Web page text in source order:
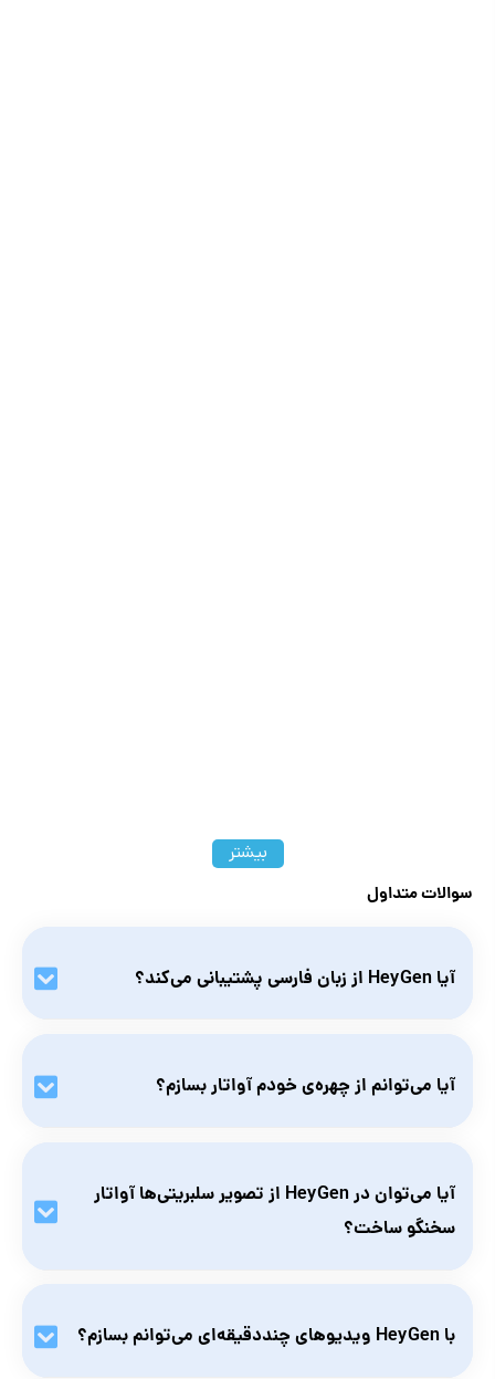
بیشتر
سوالات متداول
آیا HeyGen‌ از زبان فارسی پشتیبانی می‌کند؟
پشتیبانی می‌کند؛ ولی هنوز در اجرا به زبان فارسی ضعیف است.
آیا می‌توانم از چهره‌ی خودم آواتار بسازم؟
در HeyGen بسازید و در ویدیوها استفاده کنید.
آیا می‌توان در HeyGen از تصویر سلبریتی‌ها آواتار
سخنگو ساخت؟
با HeyGen ویدیوهای چنددقیقه‌ای می‌توانم بسازم؟